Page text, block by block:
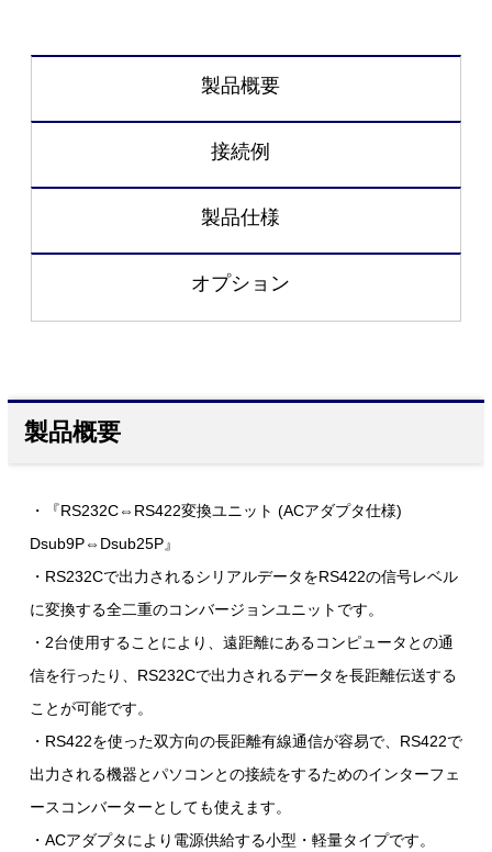
製品概要
接続例
製品仕様
オプション
製品概要
・『RS232C⇔RS422変換ユニット (ACアダプタ仕様)
Dsub9P⇔Dsub25P』
・RS232Cで出力されるシリアルデータをRS422の信号レベル
に変換する全二重のコンバージョンユニットです。
・2台使用することにより、遠距離にあるコンピュータとの通
信を行ったり、RS232Cで出力されるデータを長距離伝送する
ことが可能です。
・RS422を使った双方向の長距離有線通信が容易で、RS422で
出力される機器とパソコンとの接続をするためのインターフェ
ースコンバーターとしても使えます。
・ACアダプタにより電源供給する小型・軽量タイプです。